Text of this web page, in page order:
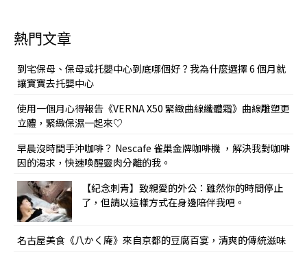
熱門文章
到宅保母、保母或托嬰中心到底哪個好？我為什麼選擇 6 個月就
讓寶寶去托嬰中心
使用一個月心得報告《VERNA X50 緊緻曲線纖體霜》曲線雕塑更
立體，緊緻保濕一起來♡
早晨沒時間手沖咖啡？ Nescafe 雀巢金牌咖啡機 ，解決我對咖啡
因的渴求，快速喚醒靈肉分離的我。
【紀念刺青】致親愛的外公：雖然你的時間停止
了，但請以這樣方式在身邊陪伴我吧。
名古屋美食《八かく庵》來自京都的豆腐百宴，清爽的傳統滋味